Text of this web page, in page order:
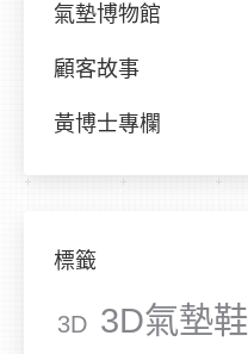
氣墊博物館
顧客故事
黃博士專欄
標籤
3D 3D氣墊鞋